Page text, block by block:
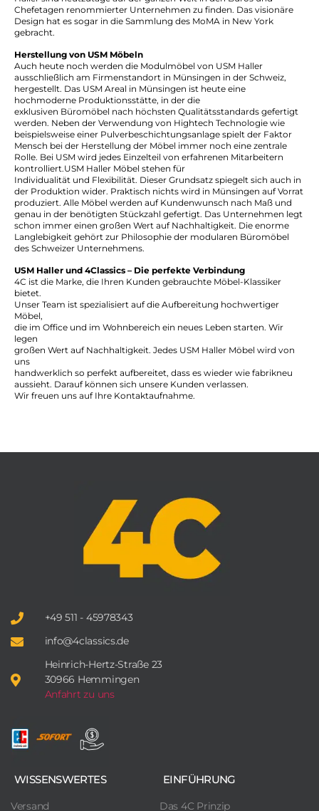
Chefetagen renommierter Unternehmen zu finden. Das visionäre
Design hat es sogar in die Sammlung des MoMA in New York
gebracht.
Herstellung von USM Möbeln
Auch heute noch werden die Modulmöbel von USM Haller
ausschließlich am Firmenstandort in Münsingen in der Schweiz,
hergestellt. Das USM Areal in Münsingen ist heute eine
hochmoderne Produktionsstätte, in der die
exklusiven Büromöbel nach höchsten Qualitätsstandards gefertigt
werden. Neben der Verwendung von Hightech Technologie wie
beispielsweise einer Pulverbeschichtungsanlage spielt der Faktor
Mensch bei der Herstellung der Möbel immer noch eine zentrale
Rolle. Bei USM wird jedes Einzelteil von erfahrenen Mitarbeitern
kontrolliert.USM Haller Möbel stehen für
Individualität und Flexibilität. Dieser Grundsatz spiegelt sich auch in
der Produktion wider. Praktisch nichts wird in Münsingen auf Vorrat
produziert. Alle Möbel werden auf Kundenwunsch nach Maß und
genau in der benötigten Stückzahl gefertigt. Das Unternehmen legt
schon immer einen großen Wert auf Nachhaltigkeit. Die enorme
Langlebigkeit gehört zur Philosophie der modularen Büromöbel
des Schweizer Unternehmens.
USM Haller und 4Classics – Die perfekte Verbindung
4C ist die Marke, die Ihren Kunden gebrauchte Möbel-Klassiker
bietet.
Unser Team ist spezialisiert auf die Aufbereitung hochwertiger
Möbel,
die im Office und im Wohnbereich ein neues Leben starten. Wir
legen
großen Wert auf Nachhaltigkeit. Jedes USM Haller Möbel wird von
uns
handwerklich so perfekt aufbereitet, dass es wieder wie fabrikneu
aussieht. Darauf können sich unsere Kunden verlassen.
Wir freuen uns auf Ihre Kontaktaufnahme.
+49 511 - 45978343
info@4classics.de
Heinrich-Hertz-Straße 23
30966 Hemmingen
Anfahrt zu uns
WISSENSWERTES
Versand
EINFÜHRUNG
Das 4C Prinzip